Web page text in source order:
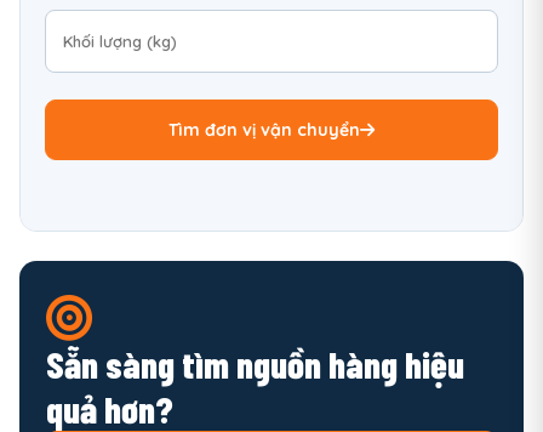
Tìm đơn vị vận chuyển
Sẵn sàng tìm nguồn hàng hiệu
quả hơn?